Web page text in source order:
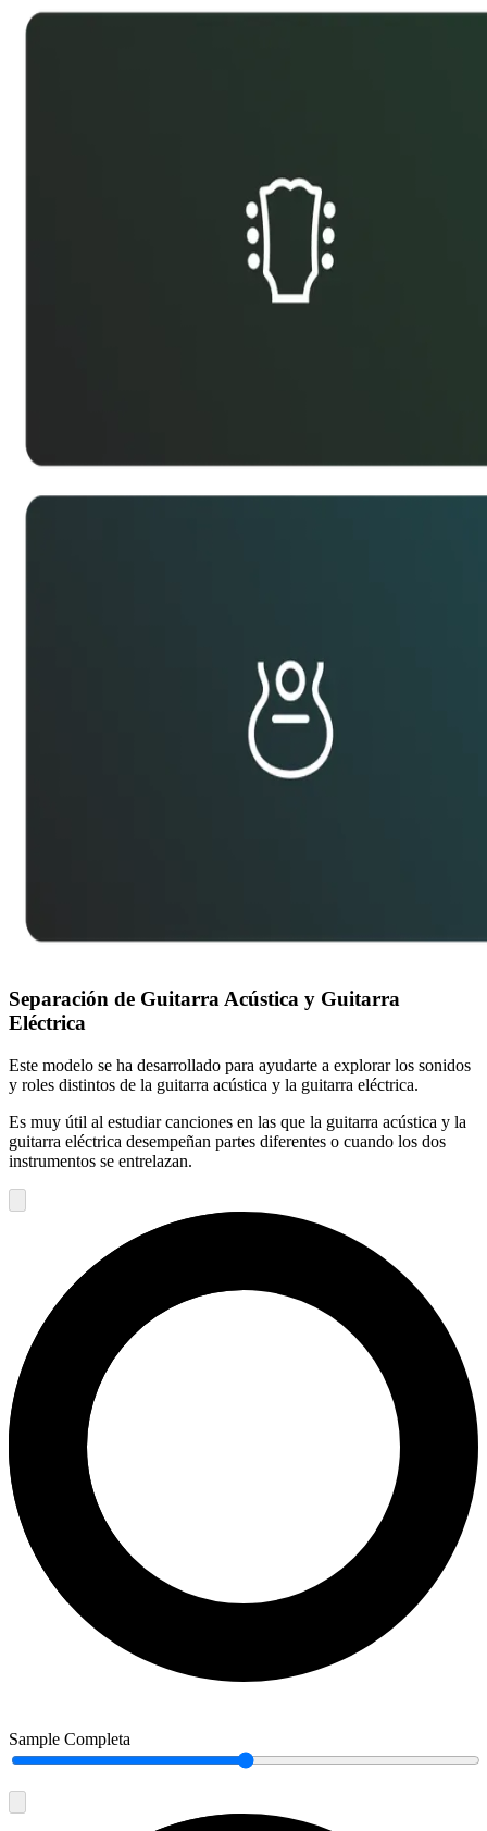
Separación de Guitarra Acústica y Guitarra
Eléctrica
Este modelo se ha desarrollado para ayudarte a explorar los sonidos
y roles distintos de la guitarra acústica y la guitarra eléctrica.
Es muy útil al estudiar canciones en las que la guitarra acústica y la
guitarra eléctrica desempeñan partes diferentes o cuando los dos
instrumentos se entrelazan.
Sample Completa